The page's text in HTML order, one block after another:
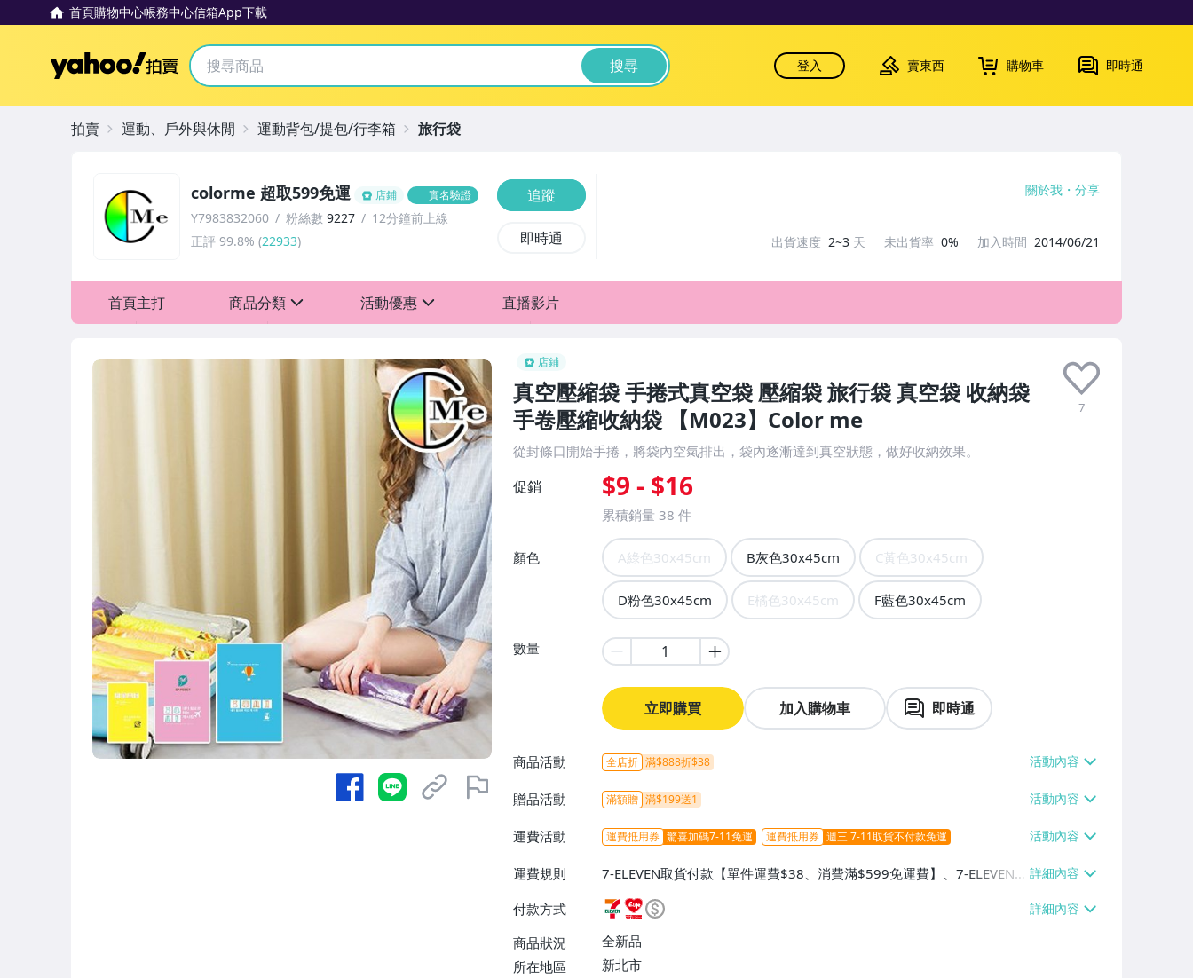
首頁購物中心帳務中心信箱App下載
Yahoo拍賣 搜尋 登入 賣東西 購物車 即時通
店鋪
真空壓縮袋 手捲式真空袋 壓縮袋 旅行袋 真空袋 收納袋
手卷壓縮收納袋 【M023】Color me
7
從封條口開始手捲，將袋內空氣排出，袋內逐漸達到真空狀態，做好收納效果。
促銷 $9 - $16
累積銷量 38 件
顏色 A綠色30x45cm B灰色30x45cm C黃色30x45cm
D粉色30x45cm E橘色30x45cm F藍色30x45cm
數量
立即購買 加入購物車 即時通
商品活動 全店折 滿$888折$38
贈品活動 滿額贈 滿$199送1
運費活動 運費抵用券 驚喜加碼7-11免運 運費抵用券 週三 7-11取貨不付款免運
運費規則
7-ELEVEN取貨付款【單件運費$38、消費滿$599免運費】、7-ELEVEN
取貨不付款【單件運費$38、消費滿$599免運費】、萊爾富取貨付款
【單件運費$60、消費滿$599免運費】、宅配/貨運【單件運費$100、
消費滿$1899免運費】、離島配送【單件運費$180、消費滿$1999免運
費】
付款方式
商品狀況
全新品
所在地區
新北市
colorme 超取599免運 店鋪 實名驗證
Y7983832060 粉絲數 9227
12分鐘前上線
正評 99.8% (22933)
追蹤
即時通
關於我 分享
出貨速度 2~3 天 未出貨率 0% 加入時間 2014/06/21
首頁主打 商品分類
5月新品New in
4月新品New in
緊急避難包
炎炎夏日涼涼系列
活動優惠 直播影片
拍賣 運動、戶外與休閒 運動背包/提包/行李箱 旅行袋